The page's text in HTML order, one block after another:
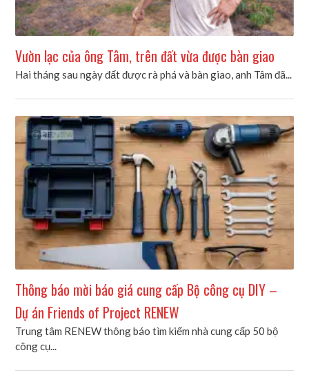
Vườn lạc của ông Tâm, trên đất vừa được bàn giao
Hai tháng sau ngày đất được rà phá và bàn giao, anh Tâm đã...
Thông báo mời báo giá cung cấp Bộ công cụ DIY –
Dự án Friends of Project RENEW
Trung tâm RENEW thông báo tìm kiếm nhà cung cấp 50 bộ
công cụ...